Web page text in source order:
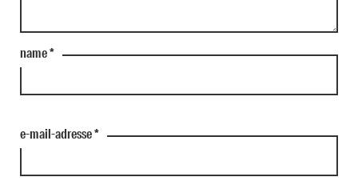
name*
e-mail-adresse*